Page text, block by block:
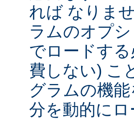
れば なりま
ラムのオプ
でロードす
費しない) こ
グラムの機
分を動的に